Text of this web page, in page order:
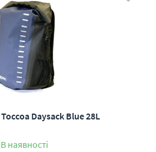
Daysack Blue 28L
В наявності